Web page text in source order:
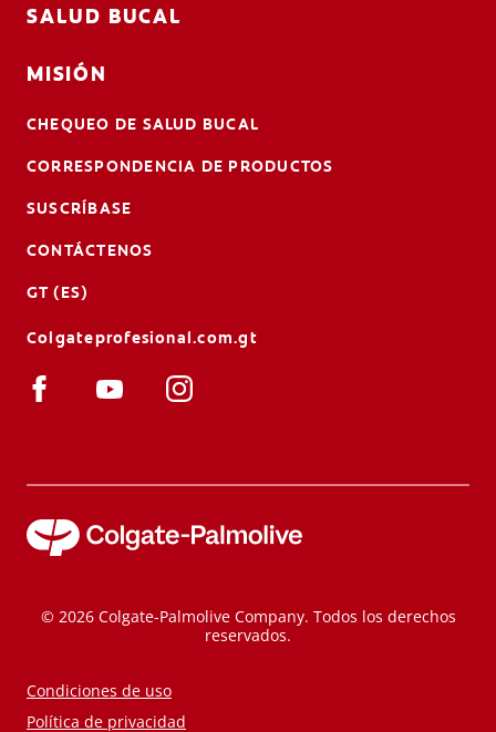
SALUD BUCAL
MISIÓN
CHEQUEO DE SALUD BUCAL
CORRESPONDENCIA DE PRODUCTOS
SUSCRÍBASE
CONTÁCTENOS
GT (ES)
Colgateprofesional.com.gt
© 2026 Colgate-Palmolive Company. Todos los derechos
reservados.
Condiciones de uso
Política de privacidad